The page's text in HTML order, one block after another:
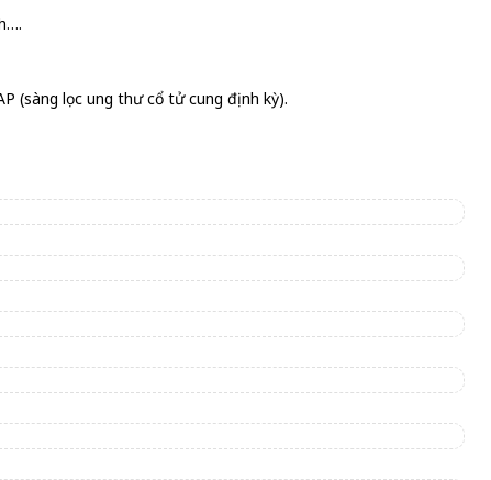
(sàng lọc ung thư cổ tử cung định kỳ).